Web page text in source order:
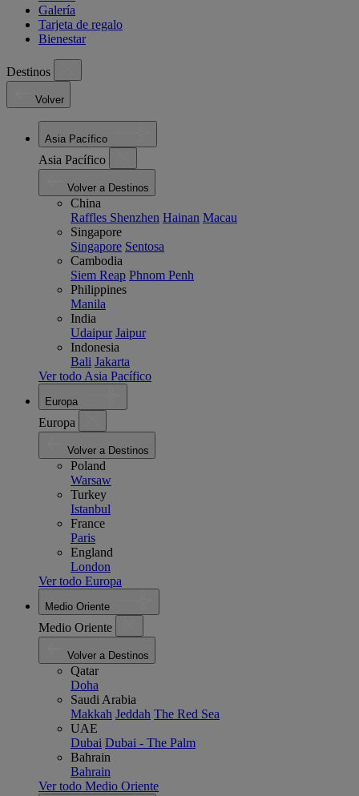
Galería
Tarjeta de regalo
Bienestar
Destinos
Volver
Asia Pacífico
Asia Pacífico
Volver a Destinos
China
Raffles Shenzhen Hainan Macau
Singapore
Singapore Sentosa
Cambodia
Siem Reap Phnom Penh
Philippines
Manila
India
Udaipur Jaipur
Indonesia
Bali Jakarta
Ver todo Asia Pacífico
Europa
Europa
Volver a Destinos
Poland
Warsaw
Turkey
Istanbul
France
Paris
England
London
Ver todo Europa
Medio Oriente
Medio Oriente
Volver a Destinos
Qatar
Doha
Saudi Arabia
Makkah Jeddah The Red Sea
UAE
Dubai Dubai - The Palm
Bahrain
Bahrain
Ver todo Medio Oriente